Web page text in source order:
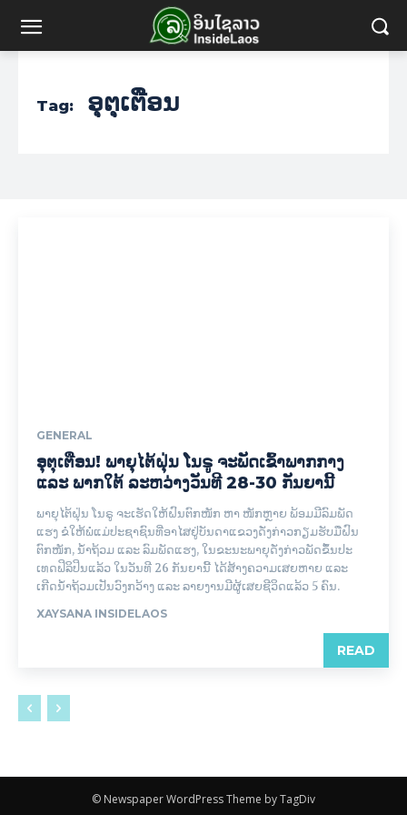
Tag: ອຸຕຸເຕືອນ
GENERAL
ອຸຕຸເຕືອນ! ພາຍຸໄຕ້ຝຸ່ນ ໂນຣູ ຈະພັດເຂົ້າພາກກາງ
ແລະ ພາກໃຕ້ ລະຫວ່າງວັນທີ 28-30 ກັນຍານີ້
ພາຍຸໄຕ້ຝຸ່ນ ໂນຣູ ຈະເຮັດໃຫ້ຝົນຕົກໜັກ ຫາ ໜັກຫຼາຍ ພ້ອມມີລົມພັດ
ແຮງ ຂໍໃຫ້ພໍ່ແມ່ປະຊາຊົນທີ່ອາໄສຢູ່ບັນດາແຂວງດັ່ງກ່າວກຽມຮັບມືຝົນ
ຕົກໜັກ, ນ້ຳຖ້ວມ ແລະ ລົມພັດແຮງ, ໃນຂະນະພາຍຸດັ່ງກ່າວພັດຂຶ້ນປະ
ເທດຟິລິປິນແລ້ວ ໃນວັນທີ 26 ກັນຍານີ້ ໄດ້ສ້າງຄວາມເສຍຫາຍ ແລະ
ເກີດນ້ຳຖ້ວມເປັນວົງກວ້າງ ແລະ ລາຍງານມີຜູ້ເສຍຊີວິດແລ້ວ 5 ຄົນ.
XAYSANA INSIDELAOS
READ
© Newspaper WordPress Theme by TagDiv